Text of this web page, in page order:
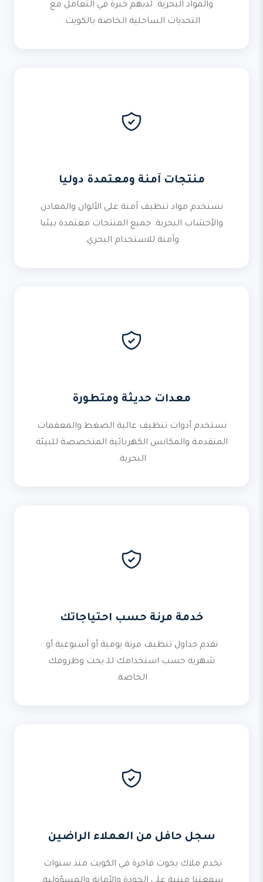
والمواد البحرية. لديهم خبرة في التعامل مع
التحديات الساحلية الخاصة بالكويت.
منتجات آمنة ومعتمدة دوليا
نستخدم مواد تنظيف آمنة على الألوان والمعادن
والأخشاب البحرية. جميع المنتجات معتمدة بيئيا
وآمنة للاستخدام البحري.
معدات حديثة ومتطورة
نستخدم أدوات تنظيف عالية الضغط والمعقمات
المتقدمة والمكانس الكهربائية المتخصصة للبيئة
البحرية.
خدمة مرنة حسب احتياجاتك
نقدم جداول تنظيف مرنة يومية أو أسبوعية أو
شهرية حسب استخدامك للـ يخت وظروفك
الخاصة.
سجل حافل من العملاء الراضين
نخدم ملاك يخوت فاخرة في الكويت منذ سنوات.